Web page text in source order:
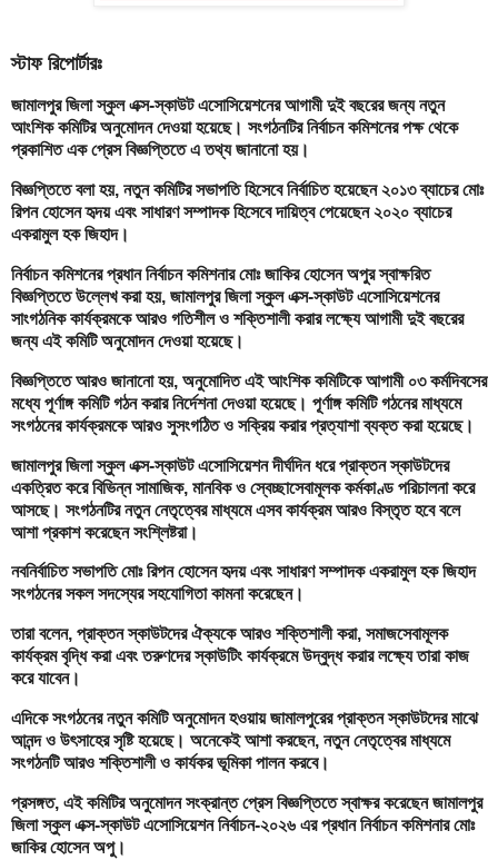
স্টাফ রিপোর্টারঃ
জামালপুর জিলা স্কুল এক্স-স্কাউট এসোসিয়েশনের আগামী দুই বছরের জন্য নতুন
আংশিক কমিটির অনুমোদন দেওয়া হয়েছে। সংগঠনটির নির্বাচন কমিশনের পক্ষ থেকে
প্রকাশিত এক প্রেস বিজ্ঞপ্তিতে এ তথ্য জানানো হয়।
বিজ্ঞপ্তিতে বলা হয়, নতুন কমিটির সভাপতি হিসেবে নির্বাচিত হয়েছেন ২০১৩ ব্যাচের মোঃ
রিপন হোসেন হৃদয় এবং সাধারণ সম্পাদক হিসেবে দায়িত্ব পেয়েছেন ২০২০ ব্যাচের
একরামুল হক জিহাদ।
নির্বাচন কমিশনের প্রধান নির্বাচন কমিশনার মোঃ জাকির হোসেন অপুর স্বাক্ষরিত
বিজ্ঞপ্তিতে উল্লেখ করা হয়, জামালপুর জিলা স্কুল এক্স-স্কাউট এসোসিয়েশনের
সাংগঠনিক কার্যক্রমকে আরও গতিশীল ও শক্তিশালী করার লক্ষ্যে আগামী দুই বছরের
জন্য এই কমিটি অনুমোদন দেওয়া হয়েছে।
বিজ্ঞপ্তিতে আরও জানানো হয়, অনুমোদিত এই আংশিক কমিটিকে আগামী ০৩ কর্মদিবসের
মধ্যে পূর্ণাঙ্গ কমিটি গঠন করার নির্দেশনা দেওয়া হয়েছে। পূর্ণাঙ্গ কমিটি গঠনের মাধ্যমে
সংগঠনের কার্যক্রমকে আরও সুসংগঠিত ও সক্রিয় করার প্রত্যাশা ব্যক্ত করা হয়েছে।
জামালপুর জিলা স্কুল এক্স-স্কাউট এসোসিয়েশন দীর্ঘদিন ধরে প্রাক্তন স্কাউটদের
একত্রিত করে বিভিন্ন সামাজিক, মানবিক ও স্বেচ্ছাসেবামূলক কর্মকাণ্ড পরিচালনা করে
আসছে। সংগঠনটির নতুন নেতৃত্বের মাধ্যমে এসব কার্যক্রম আরও বিস্তৃত হবে বলে
আশা প্রকাশ করেছেন সংশ্লিষ্টরা।
নবনির্বাচিত সভাপতি মোঃ রিপন হোসেন হৃদয় এবং সাধারণ সম্পাদক একরামুল হক জিহাদ
সংগঠনের সকল সদস্যের সহযোগিতা কামনা করেছেন।
তারা বলেন, প্রাক্তন স্কাউটদের ঐক্যকে আরও শক্তিশালী করা, সমাজসেবামূলক
কার্যক্রম বৃদ্ধি করা এবং তরুণদের স্কাউটিং কার্যক্রমে উদ্বুদ্ধ করার লক্ষ্যে তারা কাজ
করে যাবেন।
এদিকে সংগঠনের নতুন কমিটি অনুমোদন হওয়ায় জামালপুরের প্রাক্তন স্কাউটদের মাঝে
আনন্দ ও উৎসাহের সৃষ্টি হয়েছে। অনেকেই আশা করছেন, নতুন নেতৃত্বের মাধ্যমে
সংগঠনটি আরও শক্তিশালী ও কার্যকর ভূমিকা পালন করবে।
প্রসঙ্গত, এই কমিটির অনুমোদন সংক্রান্ত প্রেস বিজ্ঞপ্তিতে স্বাক্ষর করেছেন জামালপুর
জিলা স্কুল এক্স-স্কাউট এসোসিয়েশন নির্বাচন-২০২৬ এর প্রধান নির্বাচন কমিশনার মোঃ
জাকির হোসেন অপু।